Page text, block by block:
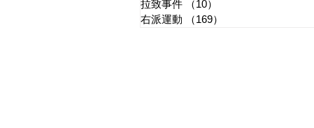
拉致事件
（10）
右派運動
（169）